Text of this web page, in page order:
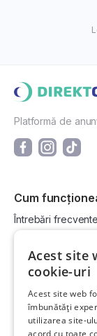
Platformă de
Cum
Întrebări frecvente
Cum vând la
Link-uri utile
Informații utile
Acest site
cookie-uri
Acest site web
îmbunătăți
utilizarea site-
acord cu toate